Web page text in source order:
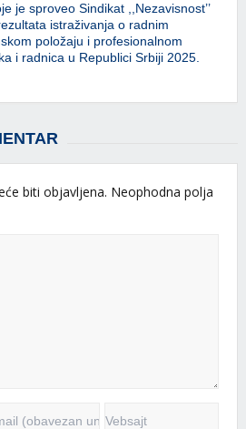
je sproveo Sindikat ,,Nezavisnost’’
istraživanja o radnim
položaju i profesionalnom
i radnica u Republici Srbiji 2025.
biti objavljena. Neophodna polja